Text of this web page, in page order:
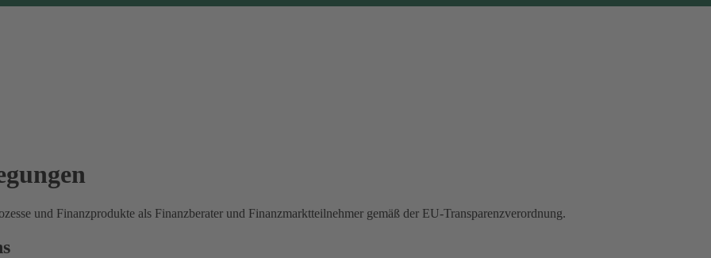
und Finanzprodukte als Finanzberater und Finanzmarktteilnehmer gemäß der EU-Transparenzverordnung.